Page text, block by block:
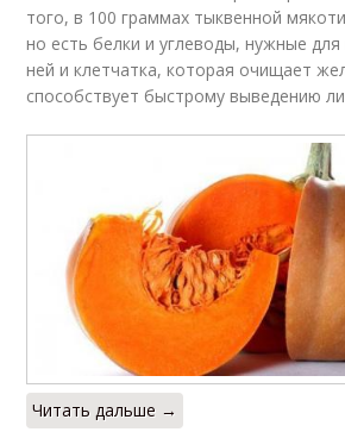
того, в 100 граммах тыквенной
но есть белки и углеводы, нужные
ней и клетчатка, которая очищает
способствует быстрому выведению
Читать дальше →